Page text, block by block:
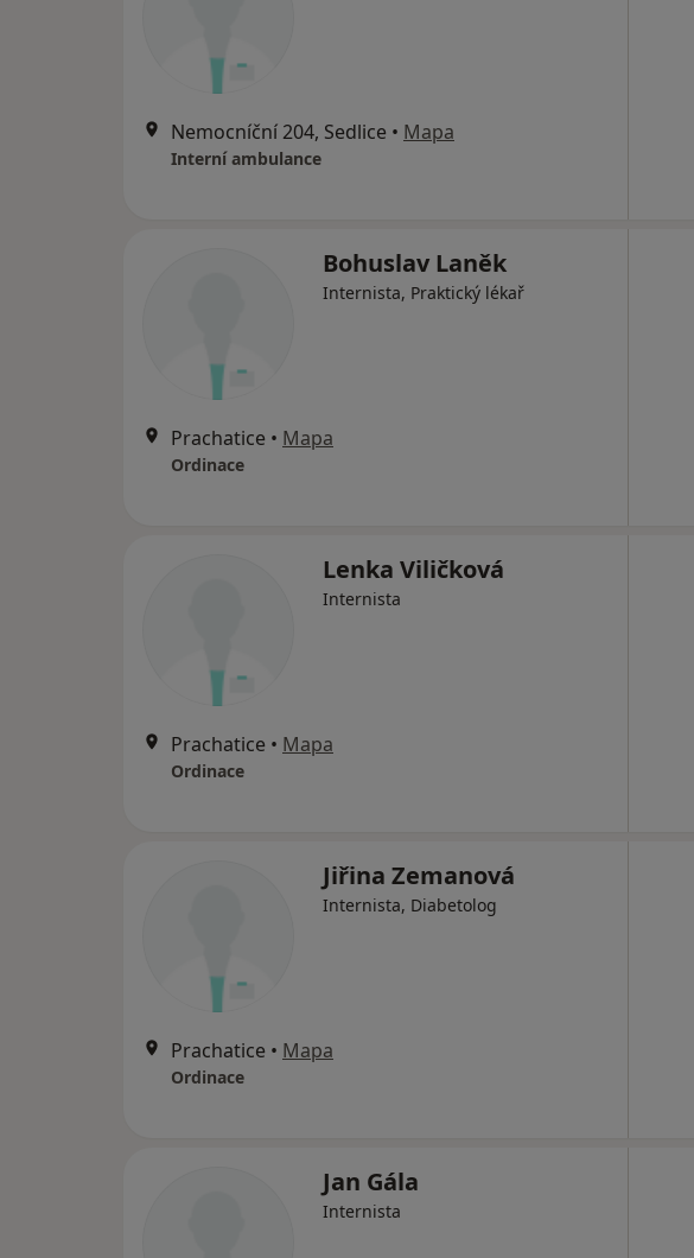
Nemocníční 204, Sedlice • Mapa
Interní ambulance
Bohuslav Laněk
Internista, Praktický lékař
Prachatice • Mapa
Ordinace
Lenka Viličková
Internista
Prachatice • Mapa
Ordinace
Jiřina Zemanová
Internista, Diabetolog
Prachatice • Mapa
Ordinace
Jan Gála
Internista